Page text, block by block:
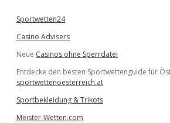
Sportwetten24
Casino Advisers
Neue Casinos ohne Sperrdatei
Entdecke den besten Sportwettenguide für
sportwettenoesterreich.at
Sportbekleidung & Trikots
Meister-Wetten.com